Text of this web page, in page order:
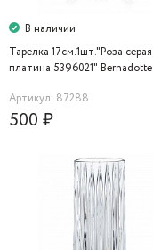
В наличии
Тарелка 17см.1шт."Роза серая
платина 5396021" Bernadotte
Артикул: 87288
500 ₽